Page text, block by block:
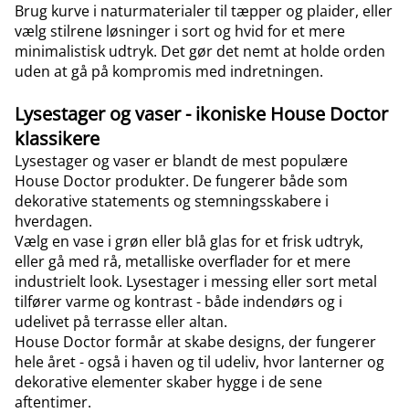
Brug kurve i naturmaterialer til tæpper og plaider, eller
vælg stilrene løsninger i sort og hvid for et mere
minimalistisk udtryk. Det gør det nemt at holde orden
uden at gå på kompromis med indretningen.
Lysestager og vaser - ikoniske House Doctor
klassikere
Lysestager og vaser er blandt de mest populære
House Doctor produkter. De fungerer både som
dekorative statements og stemningsskabere i
hverdagen.
Vælg en vase i grøn eller blå glas for et frisk udtryk,
eller gå med rå, metalliske overflader for et mere
industrielt look. Lysestager i messing eller sort metal
tilfører varme og kontrast - både indendørs og i
udelivet på terrasse eller altan.
House Doctor formår at skabe designs, der fungerer
hele året - også i haven og til udeliv, hvor lanterner og
dekorative elementer skaber hygge i de sene
aftentimer.